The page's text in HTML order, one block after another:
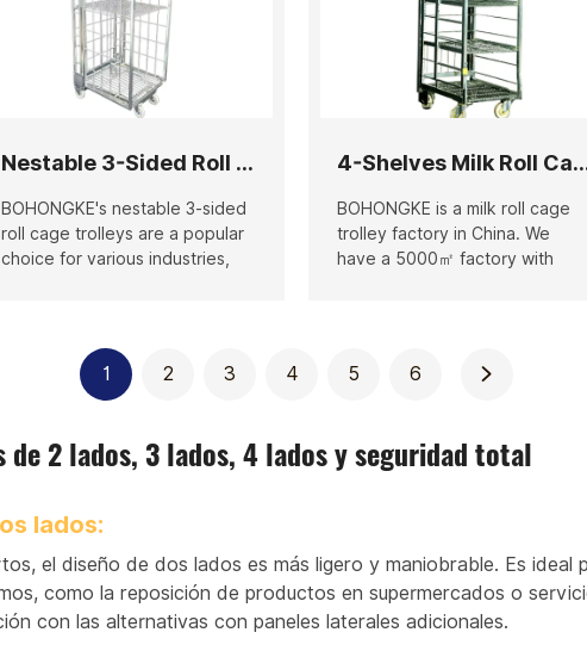
Puede contactarnos en
cualquier momento para
obtener el presupuesto más
actualizado.
Nestable 3-Sided Roll Cage Trolley
BOHONGKE's nestable 3-sided
roll cage trolleys are a popular
choice for various industries,
security, and space-saving
4-Shelves
BOHONGKE is a milk roll cage
trolley factory in China. We
have a 5000㎡ factory with
4-shelf milk roll cage can be
surface quality, and can be
bearing capacity is stronger.
1 2 3 4 5 6
2 lados, 3 lados, 4 lados y seguridad total
lados:
el diseño de dos lados es más ligero y maniobrable. Es ideal
como la reposición de productos en supermercados o
con las alternativas con paneles laterales adicionales.